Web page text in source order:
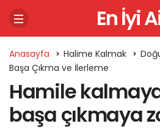
En İyi
Anasayfa Halime Kalmak
Başa Çıkma ve İlerleme
Hamile
başa çıkmaya